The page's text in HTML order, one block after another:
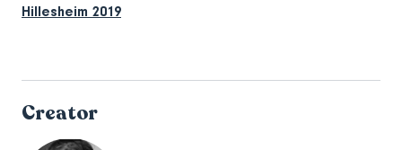
Hillesheim 2019
Creator